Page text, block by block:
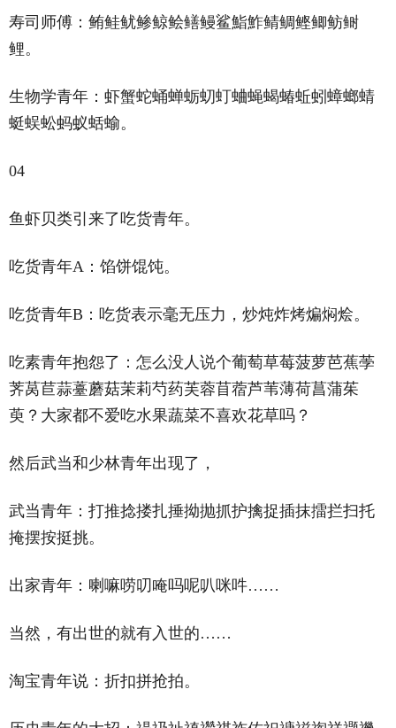
寿司师傅：鲔鲑鱿鲹鲸鲙鳝鳗鲨鮨鮓鲭鲷鲣鲫鲂鲥
鲤。
生物学青年：虾蟹蛇蛹蝉蛎虭虰蛐蝇蝎蝽蚯蚓蟑螂蜻
蜓蜈蚣蚂蚁蛞蝓。
04
鱼虾贝类引来了吃货青年。
吃货青年A：馅饼馄饨。
吃货青年B：吃货表示毫无压力，炒炖炸烤煸焖烩。
吃素青年抱怨了：怎么没人说个葡萄草莓菠萝芭蕉荸
荠莴苣蒜薹蘑菇茉莉芍药芙蓉苜蓿芦苇薄荷菖蒲茱
萸？大家都不爱吃水果蔬菜不喜欢花草吗？
然后武当和少林青年出现了，
武当青年：打推捻搂扎捶拗抛抓护擒捉插抹擂拦扫托
掩摆按挺挑。
出家青年：喇嘛唠叨唵吗呢叭咪吽……
当然，有出世的就有入世的……
淘宝青年说：折扣拼抢拍。